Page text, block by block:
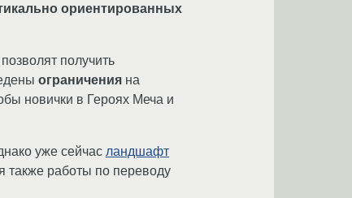
ориентированных
получить
ограничения на
новички в Героях Меча и
уже сейчас ландшафт
также работы по переводу